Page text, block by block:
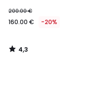
200.00 €
160.00 € -20%
4,3
/